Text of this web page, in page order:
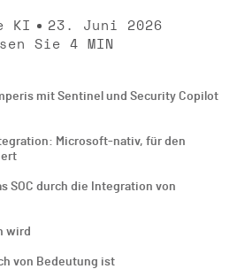
KI
23. Juni 2026
Sie
4 MIN
mit Sentinel und Security Copilot
Microsoft-nativ, für den
SOC durch die Integration von
wird
von Bedeutung ist